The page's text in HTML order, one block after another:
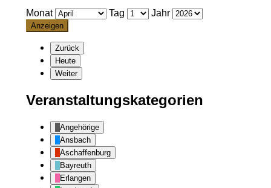
Monat Tag Jahr
Zurück
Heute
Weiter
Veranstaltungskategorien
Angehörige
Ansbach
Aschaffenburg
Bayreuth
Erlangen